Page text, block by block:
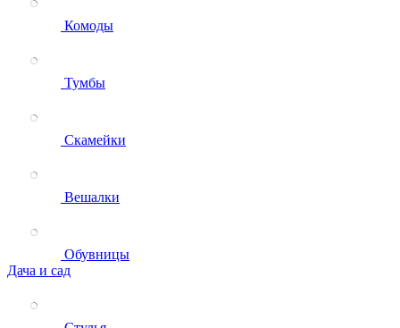
Комоды
Тумбы
Скамейки
Вешалки
Обувницы
Дача и сад